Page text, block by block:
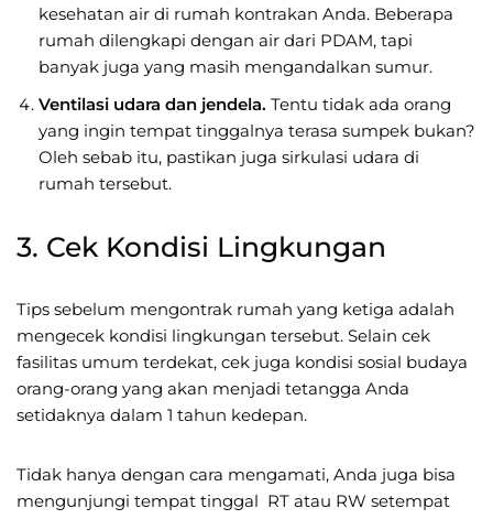
kesehatan air di rumah kontrakan Anda. Beberapa
rumah dilengkapi dengan air dari PDAM, tapi
banyak juga yang masih mengandalkan sumur.
Ventilasi udara dan jendela. Tentu tidak ada orang
yang ingin tempat tinggalnya terasa sumpek bukan?
Oleh sebab itu, pastikan juga sirkulasi udara di
rumah tersebut.
3. Cek Kondisi Lingkungan
Tips sebelum mengontrak rumah yang ketiga adalah
mengecek kondisi lingkungan tersebut. Selain cek
fasilitas umum terdekat, cek juga kondisi sosial budaya
orang-orang yang akan menjadi tetangga Anda
setidaknya dalam 1 tahun kedepan.
Tidak hanya dengan cara mengamati, Anda juga bisa
mengunjungi tempat tinggal RT atau RW setempat